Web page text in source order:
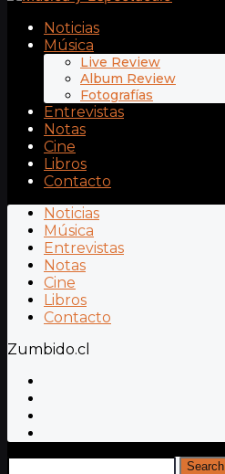
Noticias
Música
Live Review
Album Review
Fotografías
Entrevistas
Notas
Cine
Libros
Contacto
Noticias
Música
Entrevistas
Notas
Cine
Libros
Contacto
Zumbido.cl
Search